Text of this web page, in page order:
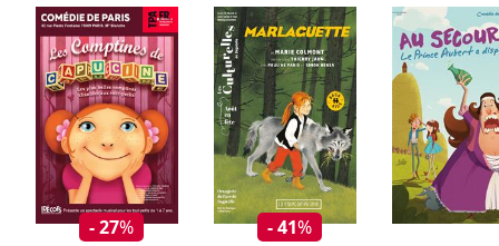
- 27% - 41%